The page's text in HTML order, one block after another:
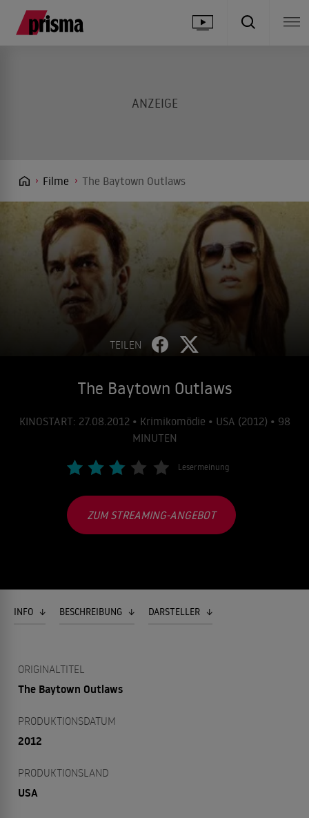
Filme The Baytown Outlaws
TEILEN
The Baytown Outlaws
KINOSTART: 27.08.2012 • Krimikomödie • USA (2012) • 98
MINUTEN
Lesermeinung
ZUM STREAMING-ANGEBOT
INFO BESCHREIBUNG DARSTELLER
ORIGINALTITEL
The Baytown Outlaws
PRODUKTIONSDATUM
2012
PRODUKTIONSLAND
USA